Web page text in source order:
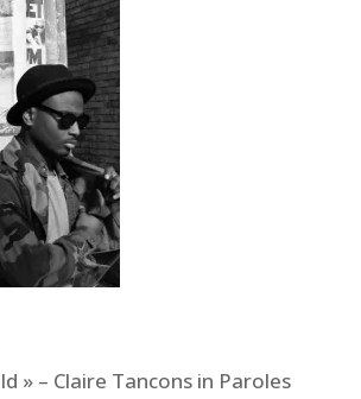
» – Claire Tancons in Paroles